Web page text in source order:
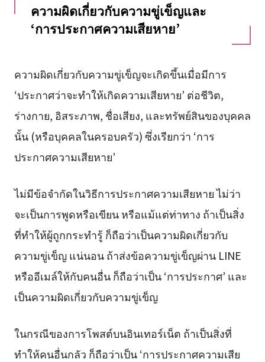
ความผิดเกี่ยวกับความขู่เข็ญและ
‘การประกาศความเสียหาย’
ความผิดเกี่ยวกับความขู่เข็ญจะเกิดขึ้นเมื่อมีการ
‘ประกาศว่าจะทำให้เกิดความเสียหาย’ ต่อชีวิต,
ร่างกาย, อิสระภาพ, ชื่อเสียง, และทรัพย์สินของบุคคล
นั้น (หรือบุคคลในครอบครัว) ซึ่งเรียกว่า ‘การ
ประกาศความเสียหาย’
ไม่มีข้อจำกัดในวิธีการประกาศความเสียหาย ไม่ว่า
จะเป็นการพูดหรือเขียน หรือแม้แต่ท่าทาง ถ้าเป็นสิ่ง
ที่ทำให้ผู้ถูกกระทำรู้ ก็ถือว่าเป็นความผิดเกี่ยวกับ
ความขู่เข็ญ แน่นอน ถ้าส่งข้อความขู่เข็ญผ่าน LINE
หรืออีเมล์ให้กับคนอื่น ก็ถือว่าเป็น ‘การประกาศ’ และ
เป็นความผิดเกี่ยวกับความขู่เข็ญ
ในกรณีของการโพสต์บนอินเทอร์เน็ต ถ้าเป็นสิ่งที่
ทำให้คนอื่นกลัว ก็ถือว่าเป็น ‘การประกาศความเสีย